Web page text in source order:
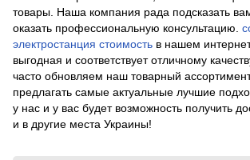
товары. Наша компания рада подсказать
оказать профессиональную консультацию.
электростанция стоимость в нашем
выгодная и соответствует отличному
часто обновляем наш товарный
предлагать самые актуальные лучшие
у нас и у вас будет возможность получить
и в другие места Украины!